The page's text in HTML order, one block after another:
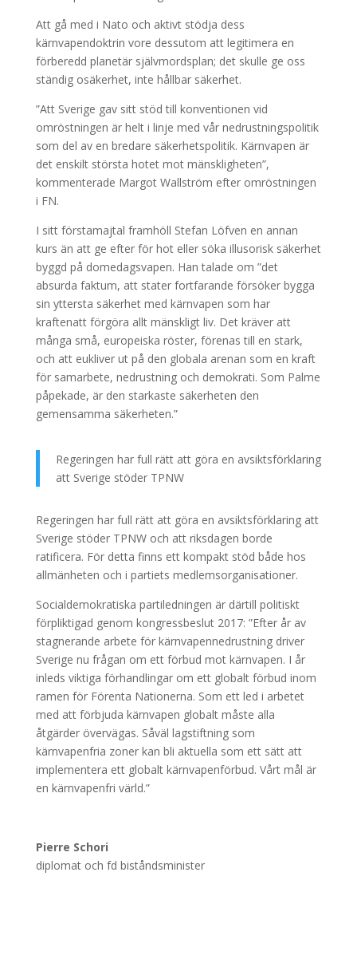
Att gå med i Nato och aktivt stödja dess
kärnvapendoktrin vore dessutom att legitimera en
förberedd planetär självmordsplan; det skulle ge oss
ständig osäkerhet, inte hållbar säkerhet.
”Att Sverige gav sitt stöd till konventionen vid
omröstningen är helt i linje med vår nedrustningspolitik
som del av en bredare säkerhetspolitik. Kärnvapen är
det enskilt största hotet mot mänskligheten”,
kommenterade Margot Wallström efter omröstningen
i FN.
I sitt förstamajtal framhöll Stefan Löfven en annan
kurs än att ge efter för hot eller söka illusorisk säkerhet
byggd på domedagsvapen. Han talade om ”det
absurda faktum, att stater fortfarande försöker bygga
sin yttersta säkerhet med kärnvapen som har
kraftenatt förgöra allt mänskligt liv. Det kräver att
många små, europeiska röster, förenas till en stark,
och att eukliver ut på den globala arenan som en kraft
för samarbete, nedrustning och demokrati. Som Palme
påpekade, är den starkaste säkerheten den
gemensamma säkerheten.”
Regeringen har full rätt att göra en avsiktsförklaring
att Sverige stöder TPNW
Regeringen har full rätt att göra en avsiktsförklaring att
Sverige stöder TPNW och att riksdagen borde
ratificera. För detta finns ett kompakt stöd både hos
allmänheten och i partiets medlemsorganisationer.
Socialdemokratiska partiledningen är därtill politiskt
förpliktigad genom kongressbeslut 2017: ”Efter år av
stagnerande arbete för kärnvapennedrustning driver
Sverige nu frågan om ett förbud mot kärnvapen. I år
inleds viktiga förhandlingar om ett globalt förbud inom
ramen för Förenta Nationerna. Som ett led i arbetet
med att förbjuda kärnvapen globalt måste alla
åtgärder övervägas. Såväl lagstiftning som
kärnvapenfria zoner kan bli aktuella som ett sätt att
implementera ett globalt kärnvapenförbud. Vårt mål är
en kärnvapenfri värld.”
Pierre Schori
diplomat och fd biståndsminister